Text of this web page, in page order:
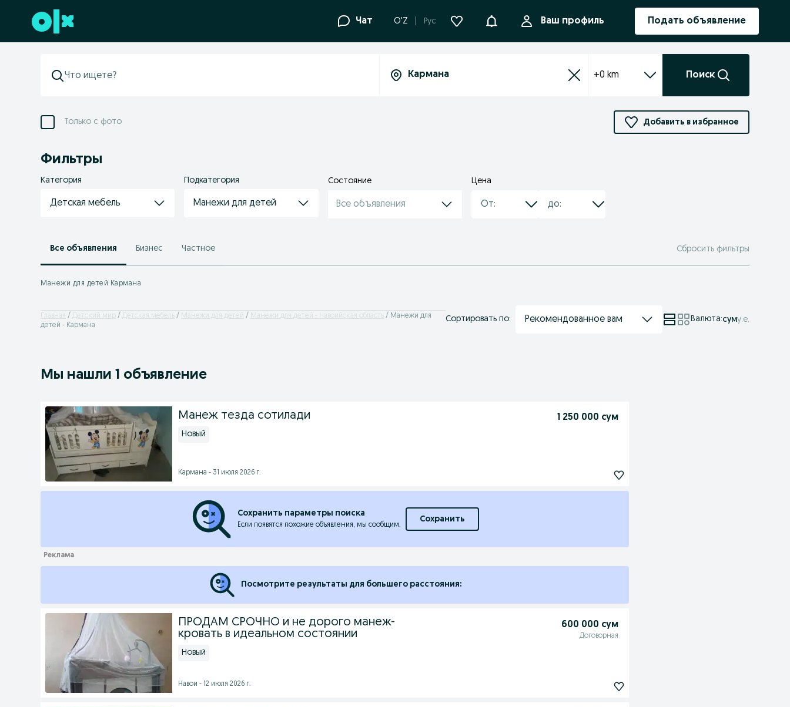
Перейти к нижнему колонтитулу Чат O'Z Рус УведомленияВаш профиль Подать объявление
+0 km Поиск
Только с фото Добавить в избранное
Фильтры
Категория
Детская мебель
Подкатегория
Манежи для детей
Состояние
Все объявления
Цена
Все объявления Бизнес Частное Сбросить фильтры
Манежи для детей Кармана
Главная Детский мир Детская мебель Манежи для детей Манежи для детей - Навоийская область
Манежи для
детей - Кармана
Сортировать по: Рекомендованное вам Валюта:суму.е.
Мы нашли 1 объявление
Манеж тезда сотилади 1 250 000 сум
Новый
Кармана - 31 июля 2026 г.
Сохранить параметры поиска
Если появятся похожие объявления, мы сообщим.
Сохранить
Посмотрите результаты для большего расстояния:
ПРОДАМ СРОЧНО и не дорого манеж-
кровать в идеальном состоянии
600 000 сум
Договорная
Новый
Навои - 12 июля 2026 г.